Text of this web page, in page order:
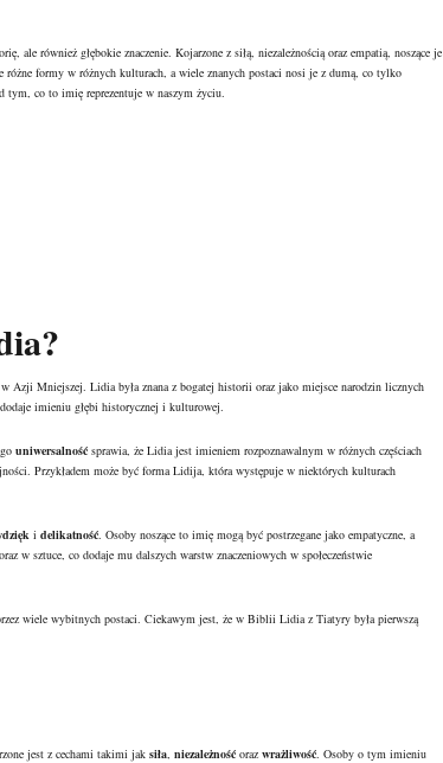
również głębokie znaczenie. Kojarzone z siłą, niezależnością oraz empatią, noszące je
formy w różnych kulturach, a wiele znanych postaci nosi je z dumą, co tylko
co to imię reprezentuje w naszym życiu.
Azji Mniejszej. Lidia była znana z bogatej historii oraz jako miejsce narodzin licznych
imieniu głębi historycznej i kulturowej.
uniwersalność sprawia, że Lidia jest imieniem rozpoznawalnym w różnych częściach
Przykładem może być forma Lidija, która występuje w niektórych kulturach
i delikatność . Osoby noszące to imię mogą być postrzegane jako empatyczne, a
w sztuce, co dodaje mu dalszych warstw znaczeniowych w społeczeństwie
wiele wybitnych postaci. Ciekawym jest, że w Biblii Lidia z Tiatyry była pierwszą
jest z cechami takimi jak siła niezależność oraz wrażliwość . Osoby o tym imieniu